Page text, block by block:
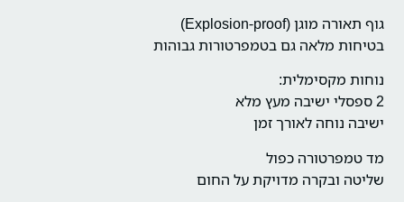
גוף תאורה מוגן (Explosion-proof)
בטיחות מלאה גם בטמפרטורות גבוהות
נוחות מקסימלית:
2 ספסלי ישיבה מעץ מלא
ישיבה נוחה לאורך זמן
מד טמפרטורה כפול
שליטה ובקרה מדויקת על החום